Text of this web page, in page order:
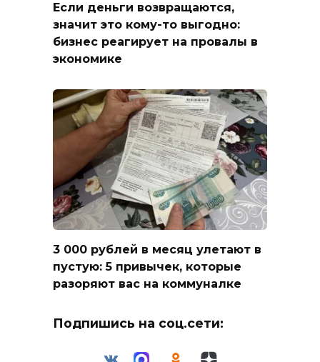
Если деньги возвращаются,
значит это кому-то выгодно:
бизнес реагирует на провалы в
экономике
3 000 рублей в месяц улетают в
пустую: 5 привычек, которые
разоряют вас на коммуналке
Подпишись на соц.сети: